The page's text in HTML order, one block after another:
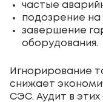
частые
подозрение
завершение
оборудования.
Игнорирование
снижает
СЭС. Аудит в этих